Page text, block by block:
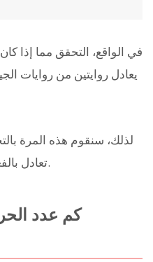
لذلك، سنقوم هذه المرة
في Ondoku تعادل بالفعل حوالي روايتين.
كم عدد